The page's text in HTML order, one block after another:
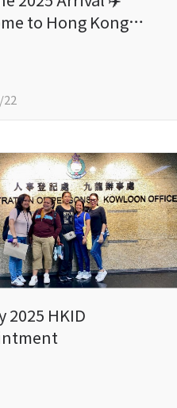
to Hong Kong
2025 HKID